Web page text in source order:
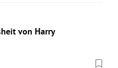
von Harry